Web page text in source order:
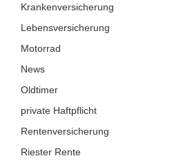
Krankenversicherung
Lebensversicherung
Motorrad
News
Oldtimer
private Haftpflicht
Rentenversicherung
Riester Rente